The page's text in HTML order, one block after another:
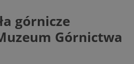
górnicze
Górnictwa